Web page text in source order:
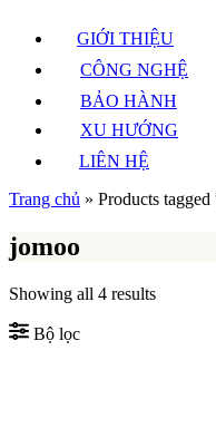
GIỚI THIỆU
CÔNG NGHỆ
BẢO HÀNH
XU HƯỚNG
LIÊN HỆ
Trang chủ » Products tagged
jomoo
Showing all 4 resultsSorted
Bộ lọc